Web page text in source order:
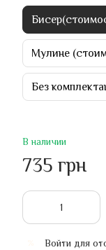
Мулине
Без
В наличии
735 грн
Войти для